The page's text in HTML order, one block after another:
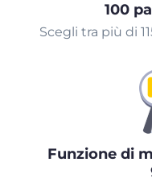
100
Scegli tra più di
Funzione di